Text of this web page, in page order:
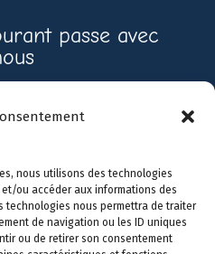
nous utilisons des technologies
ou accéder aux informations des
technologies nous permettra de traiter
de navigation ou les ID uniques
ou de retirer son consentement
passe avec
nous
450-
966-
0731
info@alizerh.com